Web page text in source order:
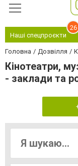
Наші спецпроєкти
26
Головна Дозвілля
Кінотеатри,
- заклади та